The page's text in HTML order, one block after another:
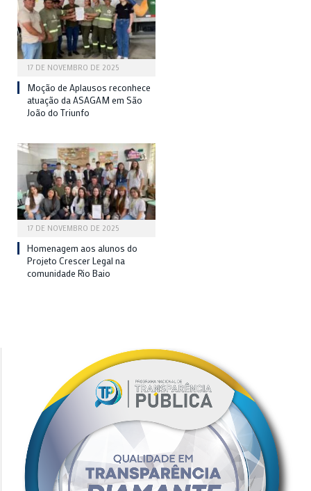
17 DE NOVEMBRO DE 2025
Moção de Aplausos reconhece
atuação da ASAGAM em São
João do Triunfo
17 DE NOVEMBRO DE 2025
Homenagem aos alunos do
Projeto Crescer Legal na
comunidade Rio Baio